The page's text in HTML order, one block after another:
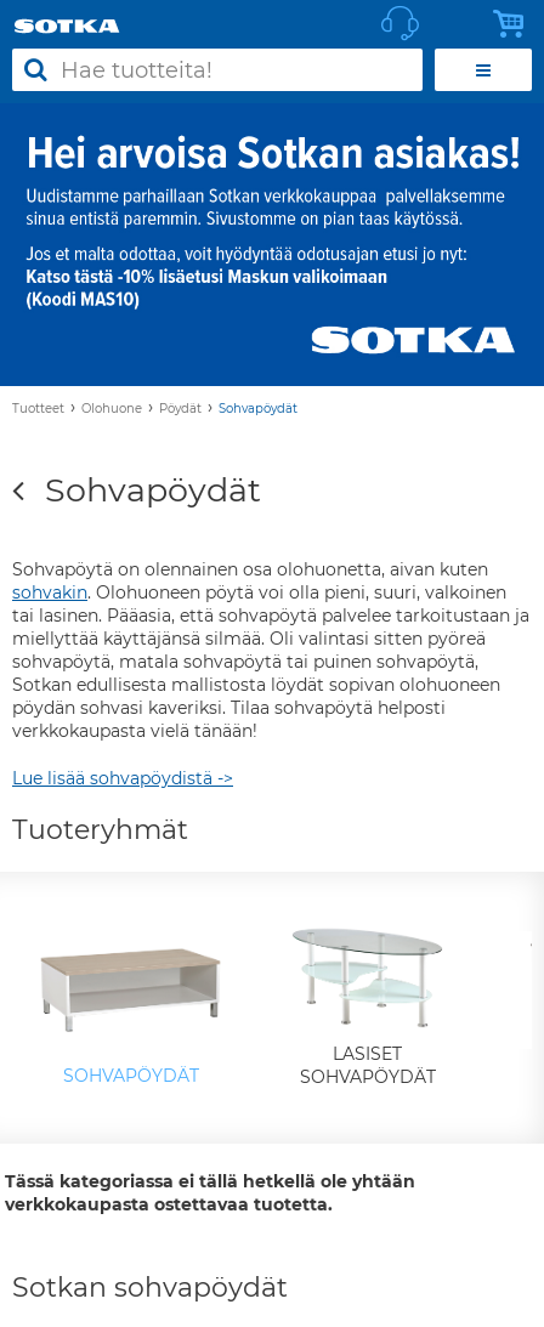
Tuotteet › Olohuone › Pöydät › Sohvapöydät
Sohvapöydät
Sohvapöytä on olennainen osa olohuonetta, aivan kuten
sohvakin. Olohuoneen pöytä voi olla pieni, suuri, valkoinen
tai lasinen. Pääasia, että sohvapöytä palvelee tarkoitustaan ja
miellyttää käyttäjänsä silmää. Oli valintasi sitten pyöreä
sohvapöytä, matala sohvapöytä tai puinen sohvapöytä,
Sotkan edullisesta mallistosta löydät sopivan olohuoneen
pöydän sohvasi kaveriksi. Tilaa sohvapöytä helposti
verkkokaupasta vielä tänään!
Lue lisää sohvapöydistä ->
Tuoteryhmät
SOHVAPÖYDÄT
LASISET
SOHVAPÖYDÄT
Tässä kategoriassa ei tällä hetkellä ole yhtään
verkkokaupasta ostettavaa tuotetta.
Sotkan sohvapöydät